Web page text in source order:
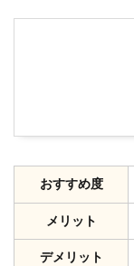
おすすめ度
メリット
デメリット